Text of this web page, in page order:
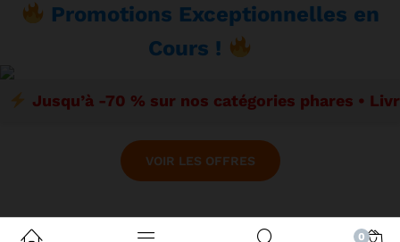
Promotions Exceptionnelles en
Cours !
Jusqu’à -70 % sur nos catégories phares •
VOIR LES OFFRES
0